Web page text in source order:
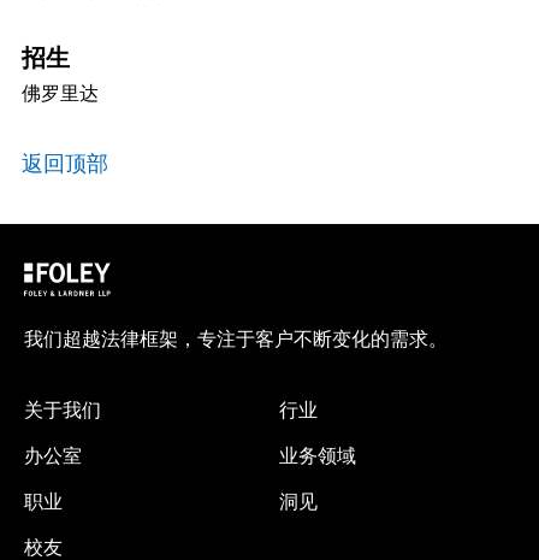
招生
佛罗里达
返回顶部
我们超越法律框架，专注于客户不断变化的需求。
关于我们
办公室
职业
校友
行业
业务领域
洞见